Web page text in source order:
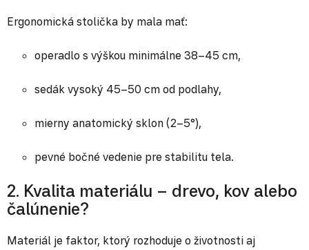
Ergonomická stolička by mala mať:
operadlo s výškou minimálne 38–45 cm,
sedák vysoký 45–50 cm od podlahy,
mierny anatomický sklon (2–5°),
pevné bočné vedenie pre stabilitu tela.
2. Kvalita materiálu – drevo, kov alebo
čalúnenie?
Materiál je faktor, ktorý rozhoduje o životnosti aj